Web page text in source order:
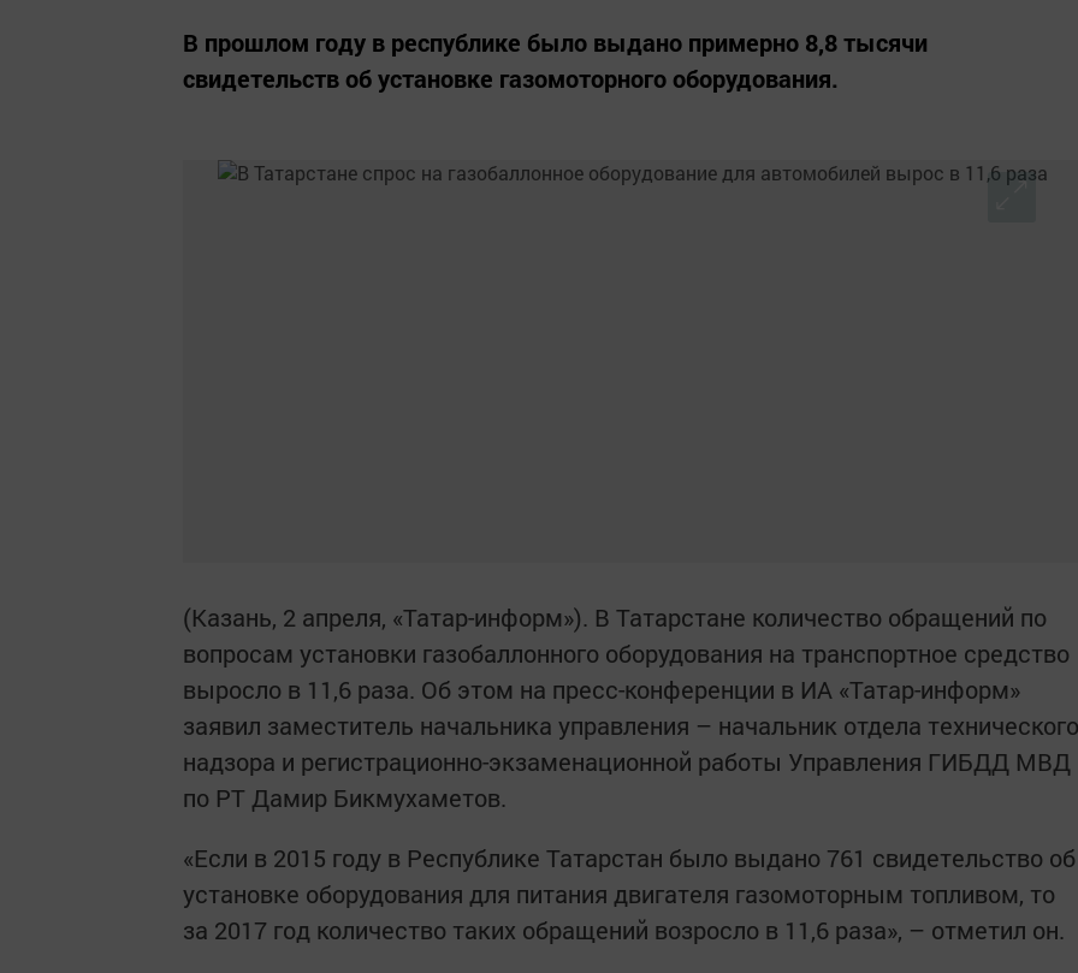
В прошлом году в республике было выдано примерно 8,8 тысячи
свидетельств об установке газомоторного оборудования.
(Казань, 2 апреля, «Татар-информ»). В Татарстане количество обращений по
вопросам установки газобаллонного оборудования на транспортное средство
выросло в 11,6 раза. Об этом на пресс-конференции в ИА «Татар-информ»
заявил заместитель начальника управления – начальник отдела технического
надзора и регистрационно-экзаменационной работы Управления ГИБДД МВД
по РТ Дамир Бикмухаметов.
«Если в 2015 году в Республике Татарстан было выдано 761 свидетельство об
установке оборудования для питания двигателя газомоторным топливом, то
за 2017 год количество таких обращений возросло в 11,6 раза», – отметил он.